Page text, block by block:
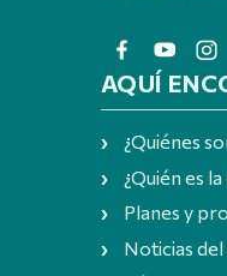
AQUÍ
¿Quiénes
¿Quién es
Planes y
Noticias del